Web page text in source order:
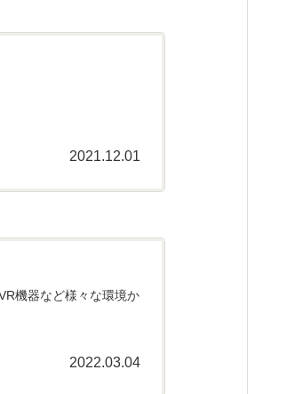
2021.12.01
機器など様々な環境か
2022.03.04